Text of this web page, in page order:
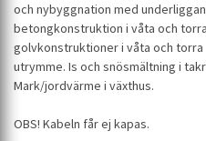
och nybyggnation med
betongkonstruktion i våta och
golvkonstruktioner i våta och torra
utrymme. Is och snösmältning i
Mark/jordvärme i växthus.
OBS! Kabeln får ej kapas.